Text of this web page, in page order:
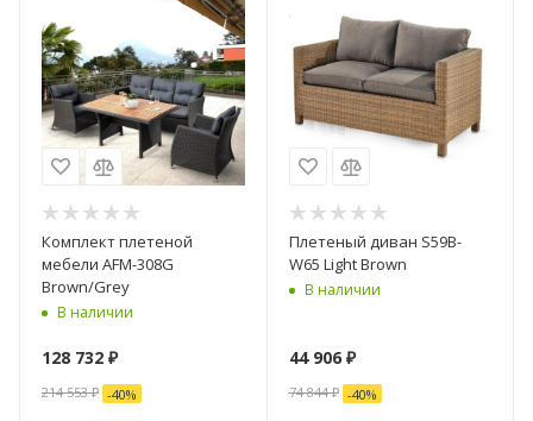
Комплект плетеной
мебели AFM-308G
Brown/Grey
В наличии
128 732 ₽
214 553₽ -40%
Плетеный диван S59B-
W65 Light Brown
В наличии
44 906₽
74 844₽ -40%